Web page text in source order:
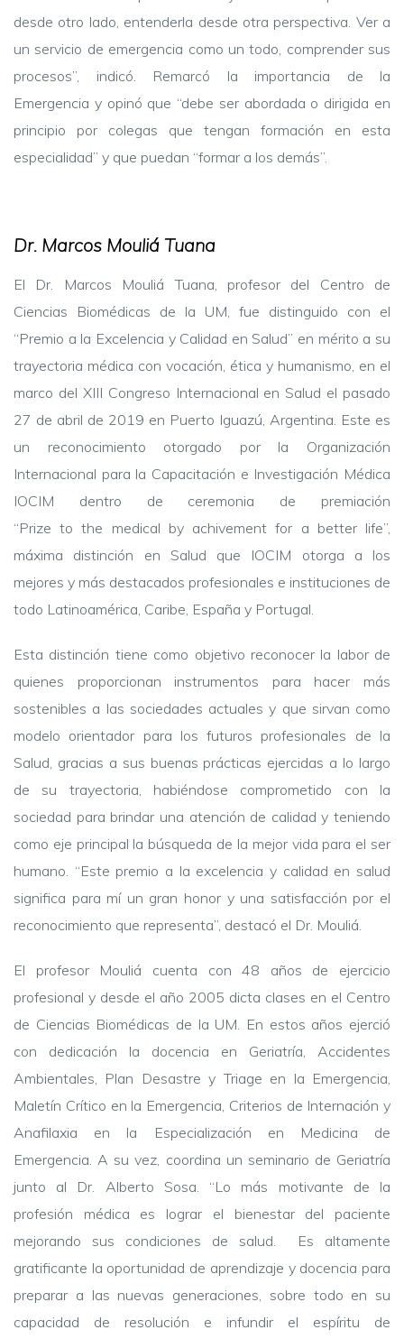
desde otro lado, entenderla desde otra perspectiva. Ver a
un servicio de emergencia como un todo, comprender sus
procesos”, indicó. Remarcó la importancia de la
Emergencia y opinó que “debe ser abordada o dirigida en
principio por colegas que tengan formación en esta
especialidad” y que puedan “formar a los demás”.
Dr. Marcos Mouliá Tuana
El Dr. Marcos Mouliá Tuana, profesor del Centro de
Ciencias Biomédicas de la UM, fue distinguido con el
“Premio a la Excelencia y Calidad en Salud” en mérito a su
trayectoria médica con vocación, ética y humanismo, en el
marco del XIII Congreso Internacional en Salud el pasado
27 de abril de 2019 en Puerto Iguazú, Argentina. Este es
un reconocimiento otorgado por la Organización
Internacional para la Capacitación e Investigación Médica
IOCIM dentro de ceremonia de premiación
“Prize to the medical by achivement for a better life”,
máxima distinción en Salud que IOCIM otorga a los
mejores y más destacados profesionales e instituciones de
todo Latinoamérica, Caribe, España y Portugal.
Esta distinción tiene como objetivo reconocer la labor de
quienes proporcionan instrumentos para hacer más
sostenibles a las sociedades actuales y que sirvan como
modelo orientador para los futuros profesionales de la
Salud, gracias a sus buenas prácticas ejercidas a lo largo
de su trayectoria, habiéndose comprometido con la
sociedad para brindar una atención de calidad y teniendo
como eje principal la búsqueda de la mejor vida para el ser
humano. “Este premio a la excelencia y calidad en salud
significa para mí un gran honor y una satisfacción por el
reconocimiento que representa”, destacó el Dr. Mouliá.
El profesor Mouliá cuenta con 48 años de ejercicio
profesional y desde el año 2005 dicta clases en el Centro
de Ciencias Biomédicas de la UM. En estos años ejerció
con dedicación la docencia en Geriatría, Accidentes
Ambientales, Plan Desastre y Triage en la Emergencia,
Maletín Crítico en la Emergencia, Criterios de Internación y
Anafilaxia en la Especialización en Medicina de
Emergencia. A su vez, coordina un seminario de Geriatría
junto al Dr. Alberto Sosa. “Lo más motivante de la
profesión médica es lograr el bienestar del paciente
mejorando sus condiciones de salud. Es altamente
gratificante la oportunidad de aprendizaje y docencia para
preparar a las nuevas generaciones, sobre todo en su
capacidad de resolución e infundir el espíritu de